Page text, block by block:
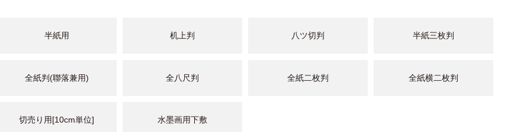
半紙用 机上判 八ツ切判 半紙三枚判
全紙判(聯落兼用) 全八尺判 全紙二枚判 全紙横二枚判
切売り用[10cm単位] 水墨画用下敷